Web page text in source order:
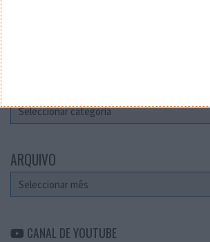
Categorias
ARQUIVO
Arquivo
CANAL DE YOUTUBE